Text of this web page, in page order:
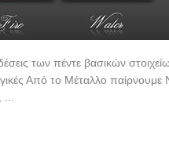
των πέντε βασικών
Από το Μέταλλο παίρνουμε